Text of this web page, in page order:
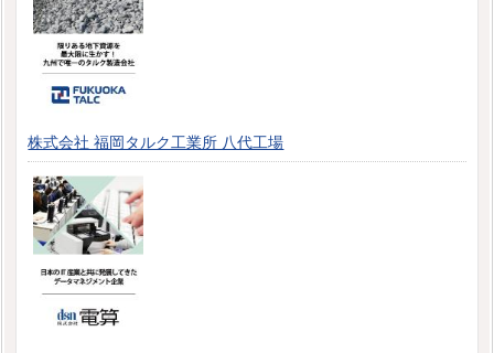
株式会社 福岡タルク工業所 八代工場